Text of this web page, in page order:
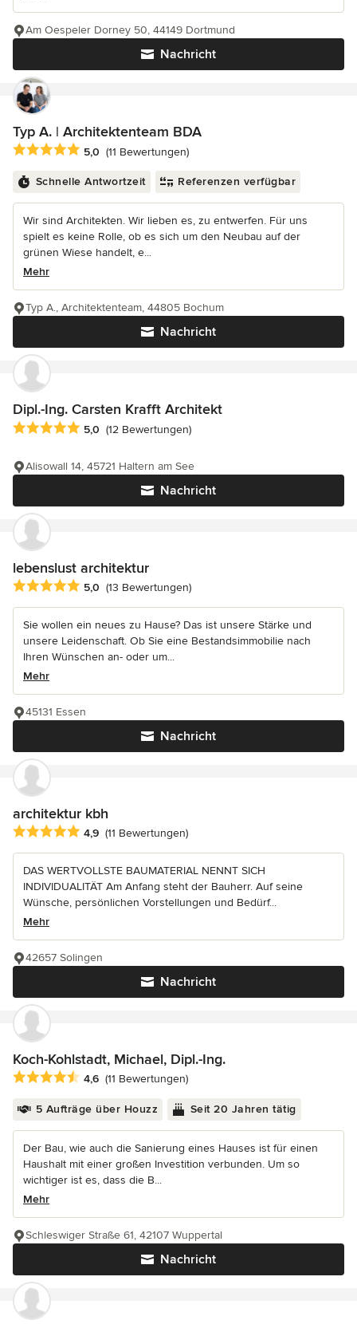
Nachricht
Am Oespeler Dorney 50, 44149 Dortmund
Typ A. | Architektenteam BDA
Durchschnittliche Bewertung: 5 von 5 Sternen
5,0 (11 Bewertungen)
Schnelle Antwortzeit Referenzen verfügbar
Wir sind Architekten. Wir lieben es, zu entwerfen. Für uns
spielt es keine Rolle, ob es sich um den Neubau auf der
grünen Wiese handelt, e...
Mehr
Nachricht
Typ A., Architektenteam, 44805 Bochum
Dipl.-Ing. Carsten Krafft Architekt
Durchschnittliche Bewertung: 5 von 5 Sternen
5,0 (12 Bewertungen)
Nachricht
Alisowall 14, 45721 Haltern am See
lebenslust architektur
Durchschnittliche Bewertung: 5 von 5 Sternen
5,0 (13 Bewertungen)
Sie wollen ein neues zu Hause? Das ist unsere Stärke und
unsere Leidenschaft. Ob Sie eine Bestandsimmobilie nach
Ihren Wünschen an- oder um...
Mehr
Nachricht
45131 Essen
architektur kbh
Durchschnittliche Bewertung: 4.9 von 5 Sternen
4,9 (11 Bewertungen)
DAS WERTVOLLSTE BAUMATERIAL NENNT SICH
INDIVIDUALITÄT Am Anfang steht der Bauherr. Auf seine
Wünsche, persönlichen Vorstellungen und Bedürf...
Mehr
Nachricht
42657 Solingen
Koch-Kohlstadt, Michael, Dipl.-Ing.
Durchschnittliche Bewertung: 4.6 von 5 Sternen
4,6 (11 Bewertungen)
5 Aufträge über Houzz Seit 20 Jahren tätig
Der Bau, wie auch die Sanierung eines Hauses ist für einen
Haushalt mit einer großen Investition verbunden. Um so
wichtiger ist es, dass die B...
Mehr
Nachricht
Schleswiger Straße 61, 42107 Wuppertal